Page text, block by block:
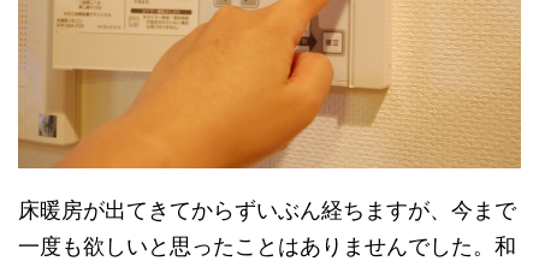
床暖房が出てきてからずいぶん経ちますが、今まで
一度も欲しいと思ったことはありませんでした。和